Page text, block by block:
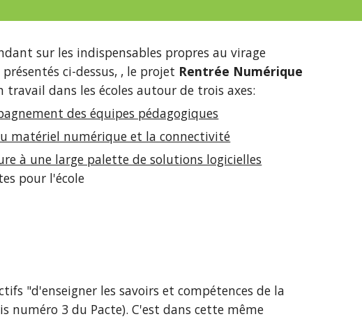
sur les indispensables propres au virage
ci-dessus, , le projet Rentrée Numérique
travail dans les écoles autour de trois axes:
des équipes pédagogiques
matériel numérique et la connectivité
à une large palette de solutions logicielles
pour l'école
"d'enseigner les savoirs et compétences de la
numéro 3 du Pacte). C'est dans cette même